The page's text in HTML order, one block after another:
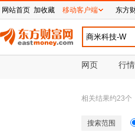
网页 行情
相关结果约23个
搜索范围
网站首页 加收藏 移动客户端 东方